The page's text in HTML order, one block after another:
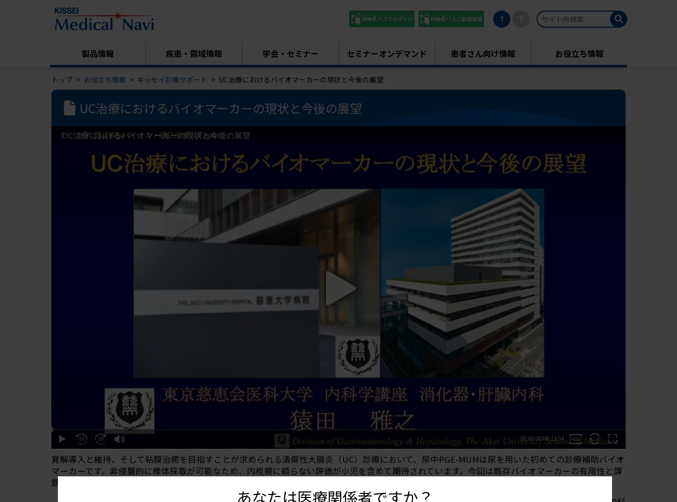
T
製品情報 疾患・領域情報 学会・セミナー セミナーオンデマンド 患者さん向け情報 お役立ち情報
トップ お役立ち情報 キッセイ診療サポート UC治療におけるバイオマーカーの現状と今後の展望
UC治療におけるバイオマーカーの現状と今後の展望
寛解導入と維持、そして粘膜治癒を目指すことが求められる潰瘍性大腸炎（UC）診療において、尿中PGE-MUMは尿を用いた初めての診療補助バイオ
マーカーです。非侵襲的に検体採取が可能なため、内視鏡に頼らない評価が小児を含めて期待されています。今回は既存バイオマーカーの有用性と課
あなたは医療関係者ですか？